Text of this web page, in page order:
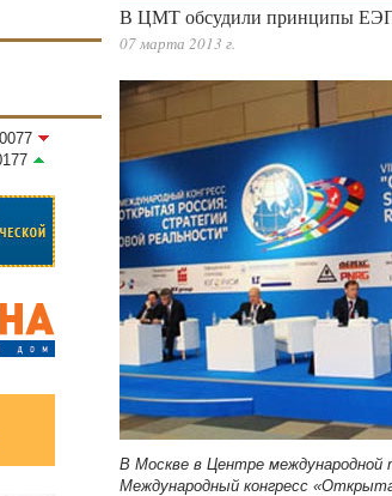
В ЦМТ обсудили принципы
07 марта 2013 г.
В Москве в Центре международной
Международный конгресс